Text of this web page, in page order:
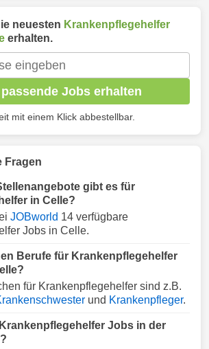
neuesten Krankenpflegehelfer
erhalten.
Jobs erhalten
mit einem Klick abbestellbar.
Fragen
gibt es für
in Celle?
JOBworld 14 verfügbare
Jobs in Celle.
Berufe für Krankenpflegehelfer
für Krankenpflegehelfer sind z.B.
und Krankenpfleger.
Jobs in der